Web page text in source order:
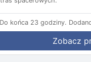
Do końca 23 godziny.
Zobacz